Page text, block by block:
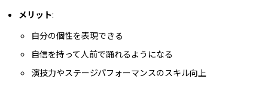
メリット:
自分の個性を表現できる
自信を持って人前で踊れるようになる
演技力やステージパフォーマンスのスキル向上